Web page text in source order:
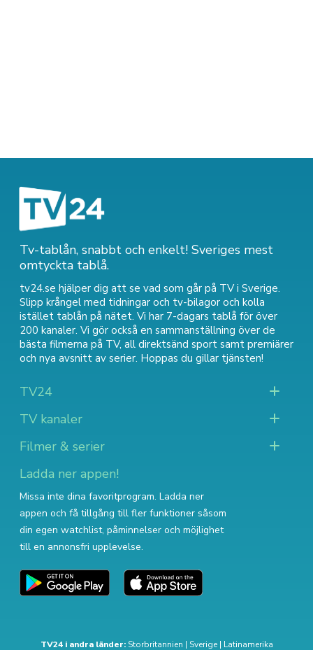
Tv-tablån, snabbt och enkelt! Sveriges mest
omtyckta tablå.
tv24.se hjälper dig att se vad som går på TV i Sverige.
Slipp krångel med tidningar och tv-bilagor och kolla
istället tablån på nätet. Vi har 7-dagars tablå för över
200 kanaler. Vi gör också en sammanställning över de
bästa filmerna på TV, all direktsänd sport samt premiärer
och nya avsnitt av serier. Hoppas du gillar tjänsten!
TV24
TV kanaler
Filmer & serier
Ladda ner appen!
Missa inte dina favoritprogram. Ladda ner
appen och få tillgång till fler funktioner såsom
din egen watchlist, påminnelser och möjlighet
till en annonsfri upplevelse.
TV24 i andra länder: Storbritannien | Sverige| Latinamerika